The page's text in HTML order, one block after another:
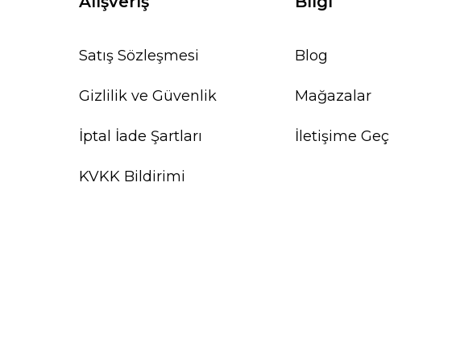
Satış Sözleşmesi
Gizlilik ve Güvenlik
İptal İade Şartları
KVKK Bildirimi
Blog
Mağazalar
İletişime Geç